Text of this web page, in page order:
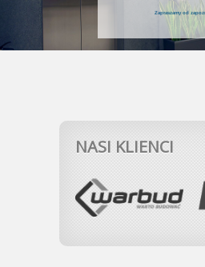
Zapraszamy od
NASI KLIENCI